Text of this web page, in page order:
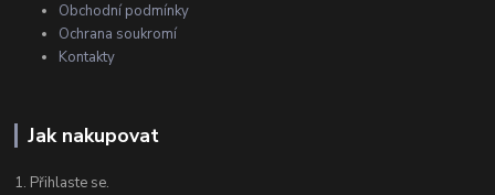
Obchodní podmínky
Ochrana soukromí
Kontakty
Jak nakupovat
1. Přihlaste se.